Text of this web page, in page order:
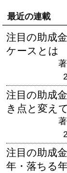
最近の連載
注目の助成
ケースとは
注目の助成
き点と変え
注目の助成
年・落ちる